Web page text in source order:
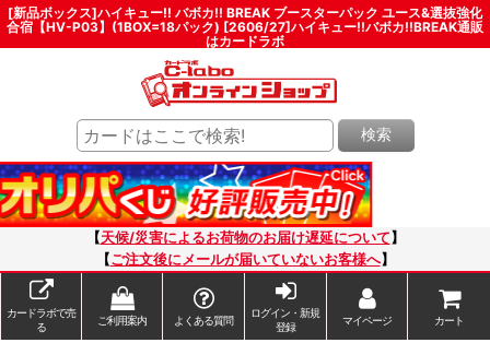
[新品ボックス]ハイキュー!! バボカ!! BREAK ブースターパック ユース&選抜強化
合宿【HV-P03】(1BOX=18パック) [2606/27]ハイキュー!!バボカ!!BREAK通販
はカードラボ
検索
【天候/災害によるお荷物のお届け遅延について 】
【ご注文後にメールが届いていないお客様へ】
カードラボで売
る
ご利用案内 よくある質問
ログイン・新規
登録
マイページ カート